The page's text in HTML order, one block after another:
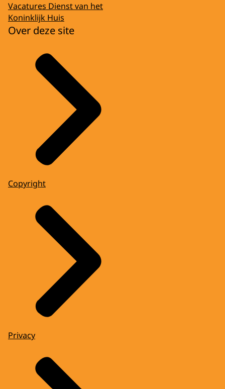
Vacatures Dienst van het
Koninklijk Huis
Over deze site
Copyright
Privacy